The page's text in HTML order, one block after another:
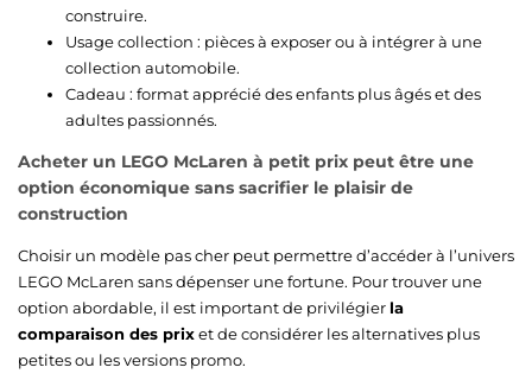
construire.
Usage collection : pièces à exposer ou à intégrer à une
collection automobile.
Cadeau : format apprécié des enfants plus âgés et des
adultes passionnés.
Acheter un LEGO McLaren à petit prix peut être une
option économique sans sacrifier le plaisir de
construction
Choisir un modèle pas cher peut permettre d’accéder à l’univers
LEGO McLaren sans dépenser une fortune. Pour trouver une
option abordable, il est important de privilégier la
comparaison des prixet de considérer les alternatives plus
petites ou les versions promo.